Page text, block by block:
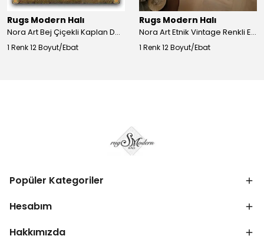
Rugs Modern Halı
Nora Art Bej Çiçekli Kaplan Desenli Dokuma Taban Dekoratif Salon Halısı 61
1 Renk 12 Boyut/Ebat
Rugs Modern Halı
Nora Art Etnik Vintage Renkli Eskitme Dokuma Taban Dekoratif Salon Halısı 63
1 Renk 12 Boyut/Ebat
Popüler Kategoriler
Hesabım
Hakkımızda